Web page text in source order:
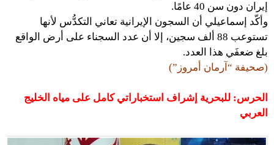
إيران دون سن 40 عامًا.
وأكّد إسماعيلي أن السجون الإيرانية تعاني التكدُّس لأنها
تستوعب 88 ألف سجين، إلا أن عدد السجناء على أرض الواقع
بلغ ضعفَي هذا العدد.
(صحيفة “آرمان أمروز”)
الحرس: للبحرية إشراف استخباراتي كامل على مياه الخليج
العربي